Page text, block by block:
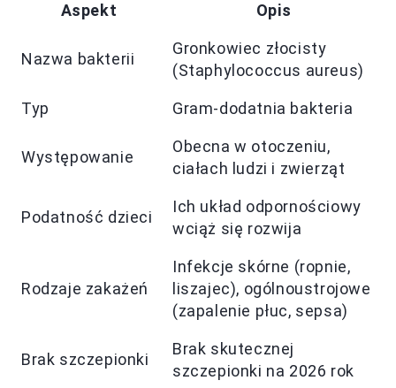
Aspekt Opis
Nazwa bakterii
Gronkowiec złocisty
(Staphylococcus aureus)
Typ Gram-dodatnia bakteria
Występowanie
Obecna w otoczeniu,
ciałach ludzi i zwierząt
Podatność dzieci
Ich układ odpornościowy
wciąż się rozwija
Rodzaje zakażeń
Infekcje skórne (ropnie,
liszajec), ogólnoustrojowe
(zapalenie płuc, sepsa)
Brak szczepionki
Brak skutecznej
szczepionki na 2026 rok